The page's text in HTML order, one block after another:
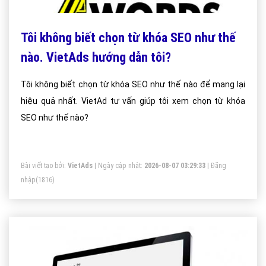
Tôi không biết chọn từ khóa SEO như thế
nào. VietAds hướng dẫn tôi?
Tôi không biết chọn từ khóa SEO như thế nào để mang lại
hiệu quả nhất. VietAd tư vấn giúp tôi xem chọn từ khóa
SEO như thế nào?
Bài viết tạo bởi: VietAds | Ngày cập nhật: 2026-08-07 03:29:33
Đăng
nhập(1816)